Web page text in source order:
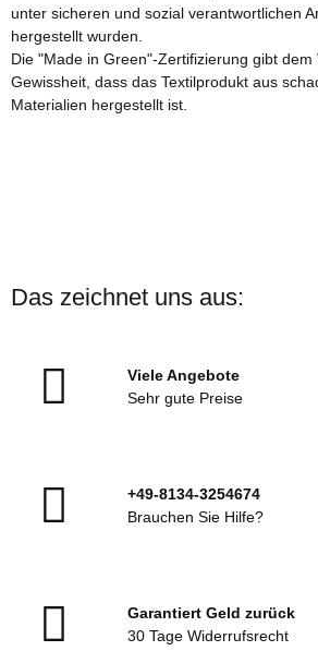
unter sicheren und sozial verantwortlichen
hergestellt wurden.
Die "Made in Green"-Zertifizierung gibt dem
Gewissheit, dass das Textilprodukt aus
Materialien hergestellt ist.
Das zeichnet uns aus:
Viele Angebote
Sehr gute Preise
+49-8134-3254674
Brauchen Sie Hilfe?
Garantiert Geld zurück
30 Tage Widerrufsrecht